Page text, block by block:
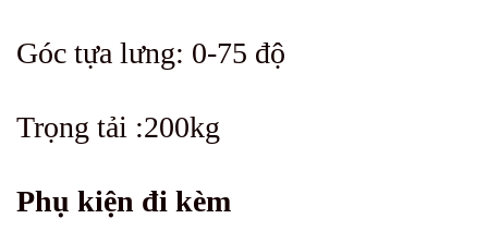
Góc tựa lưng: 0-75 độ
Trọng tải :200kg
Phụ kiện đi kèm